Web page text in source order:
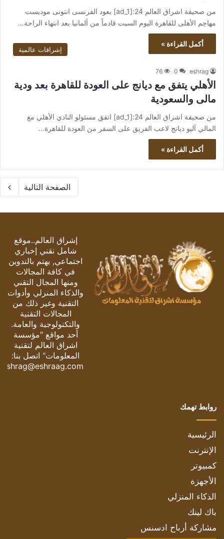
من صحيفة اشراق العالم 24:[ad_1] يعود الفرنسى انتونى موديست
مهاجم الأهلى للقاهرة اليوم السبت قادماً من ألمانيا بعد انتهاء الراحة…
أكمل القراءة »
إشراقات عالمية
eshrag
0
76
الأهلي يتفق مع ديانج على العودة للقاهرة بعد ودية
مالى والسعودية
من صحيفة اشراق العالم 24:[ad_1] اتفق مسئولو النادي الأهلي مع
المالي آليو ديانج لاعب الفريق على السفر من العودة للقاهرة…
أكمل القراءة »
الصفحة التالية
إشراق العالم..موقع
شامل تقني إخباري
اجتماعي, يهتم بالتدوين
في كافة المجالات
ومنها المجال التقني
والذكاء المنزلي وأدوات
التقنية وغير ذلك من
المجالات التقنية
والتكنولوجية والعامة.
أحد مواقع "مؤسسة
اشراق العالم لتقنية
المعلومات" اتصل بنا:
eshrag@eshraag.com
روابط تهمك
الرئيسية
الإنترنت
كمبيوتر
الأجهزة
الذكاء المنزلي
باك لينك
مشاركة أرباح ادسنس